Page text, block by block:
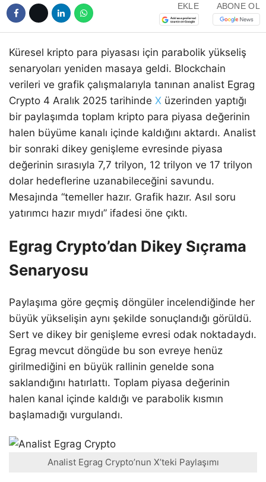
EKLE ABONE OL
Küresel kripto para piyasası için parabolik yükseliş
senaryoları yeniden masaya geldi. Blockchain
verileri ve grafik çalışmalarıyla tanınan analist Egrag
Crypto 4 Aralık 2025 tarihinde X üzerinden yaptığı
bir paylaşımda toplam kripto para piyasa değerinin
halen büyüme kanalı içinde kaldığını aktardı. Analist
bir sonraki dikey genişleme evresinde piyasa
değerinin sırasıyla 7,7 trilyon, 12 trilyon ve 17 trilyon
dolar hedeflerine uzanabileceğini savundu.
Mesajında “temeller hazır. Grafik hazır. Asıl soru
yatırımcı hazır mıydı” ifadesi öne çıktı.
Egrag Crypto’dan Dikey Sıçrama
Senaryosu
Paylaşıma göre geçmiş döngüler incelendiğinde her
büyük yükselişin aynı şekilde sonuçlandığı görüldü.
Sert ve dikey bir genişleme evresi odak noktadaydı.
Egrag mevcut döngüde bu son evreye henüz
girilmediğini en büyük rallinin genelde sona
saklandığını hatırlattı. Toplam piyasa değerinin
halen kanal içinde kaldığı ve parabolik kısmın
başlamadığı vurgulandı.
Analist Egrag Crypto’nun X’teki Paylaşımı